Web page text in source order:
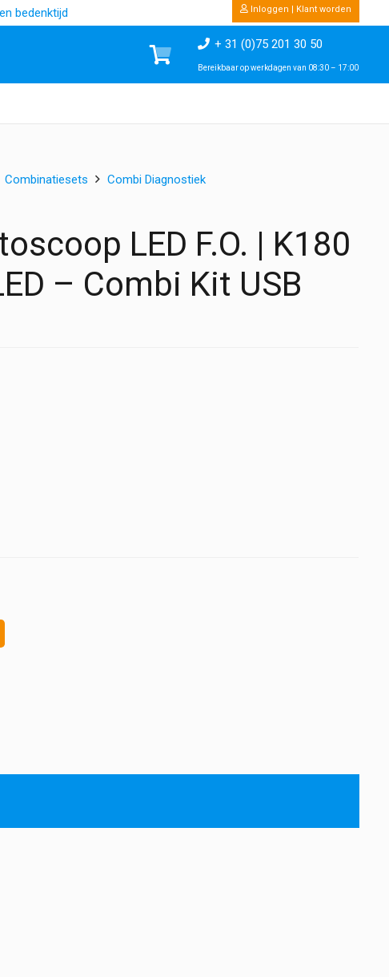
bedenktijd Inloggen | Klant worden
+ 31 (0)75 201 30 50
Bereikbaar op werkdagen van 08:30 – 17:00
Combinatiesets Combi Diagnostiek
LED F.O. | K180
– Combi Kit USB